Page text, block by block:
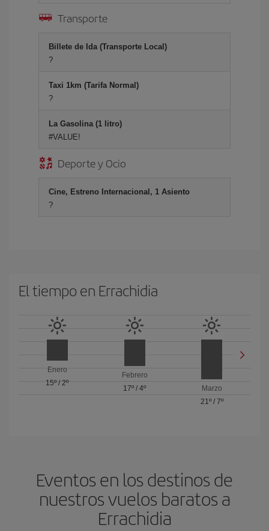
Transporte
Billete de Ida (Transporte Local)
?
Taxi 1km (Tarifa Normal)
?
La Gasolina (1 litro)
#VALUE!
Deporte y Ocio
Cine, Estreno Internacional, 1 Asiento
?
El tiempo en Errachidia
Enero
15º/2º
Febrero
17º / 4º
Marzo
21º/ 7º
Eventos en los destinos de
nuestros vuelos baratos a
Errachidia